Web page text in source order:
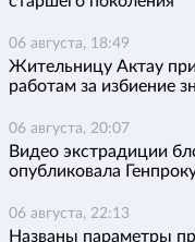
06 августа, 18:49
Жительницу Актау
работам за избиение
06 августа, 20:07
Видео экстрадиции
опубликовала
06 августа, 22:13
Названы параметры